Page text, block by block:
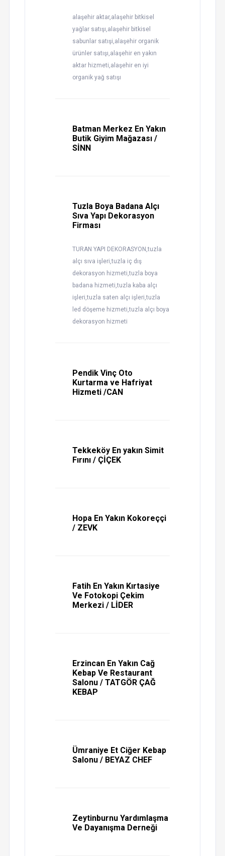
alaşehir aktar,alaşehir bitkisel
yağlar satışı,alaşehir bitkisel
sabunlar satışi,alaşehir organik
ürünler satışı,alaşehir en yakın
aktar hizmeti,alaşehir en iyi
organik yağ satışı
Batman Merkez En Yakın
Butik Giyim Mağazası /
SİNN
Tuzla Boya Badana Alçı
Sıva Yapı Dekorasyon
Firması
TURAN YAPI DEKORASYON,tuzla
alçı sıva işleri,tuzla iç dış
dekorasyon hizmeti,tuzla boya
badana hizmeti,tuzla kaba alçı
işleri,tuzla saten alçı işleri,tuzla
led döşeme hizmeti,tuzla alçı boya
dekorasyon hizmeti
Pendik Vinç Oto
Kurtarma ve Hafriyat
Hizmeti /CAN
Tekkeköy En yakın Simit
Fırını / ÇİÇEK
Hopa En Yakın Kokoreççi
/ ZEVK
Fatih En Yakın Kırtasiye
Ve Fotokopi Çekim
Merkezi / LİDER
Erzincan En Yakın Cağ
Kebap Ve Restaurant
Salonu / TATGÖR ÇAĞ
KEBAP
Ümraniye Et Ciğer Kebap
Salonu / BEYAZ CHEF
Zeytinburnu Yardımlaşma
Ve Dayanışma Derneği